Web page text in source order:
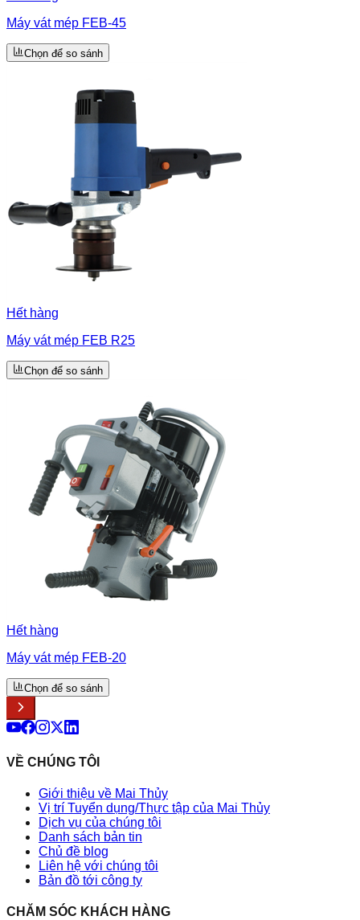
Máy vát mép FEB-45
Chọn để so sánh
Hết hàng
Máy vát mép FEB R25
Chọn để so sánh
Hết hàng
Máy vát mép FEB-20
Chọn để so sánh
VỀ CHÚNG TÔI
Giới thiệu về Mai Thủy
Vị trí Tuyển dụng/Thực tập của Mai Thủy
Dịch vụ của chúng tôi
Danh sách bản tin
Chủ đề blog
Liên hệ với chúng tôi
Bản đồ tới công ty
CHĂM SÓC KHÁCH HÀNG